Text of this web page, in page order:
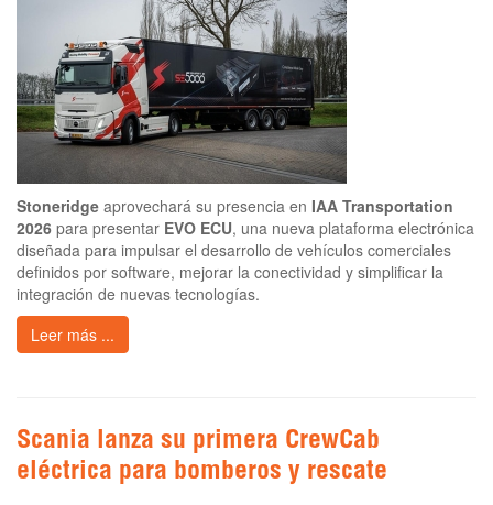
Stoneridge aprovechará su presencia en IAA Transportation
2026 para presentar EVO ECU, una nueva plataforma electrónica
diseñada para impulsar el desarrollo de vehículos comerciales
definidos por software, mejorar la conectividad y simplificar la
integración de nuevas tecnologías.
Leer más ...
Scania lanza su primera CrewCab
eléctrica para bomberos y rescate